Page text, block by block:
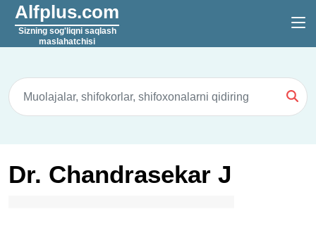
Alfplus.com
Sizning sog'liqni saqlash
maslahatchisi
Dr. Chandrasekar J